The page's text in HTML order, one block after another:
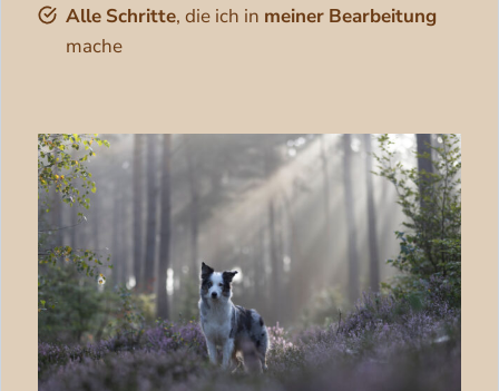
Alle Schritte, die ich in meiner Bearbeitung
mache